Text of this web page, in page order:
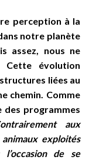
perception à la
notre planète
assez, nous ne
Cette évolution
liées au
chemin. Comme
des programmes
aux
exploités
de se